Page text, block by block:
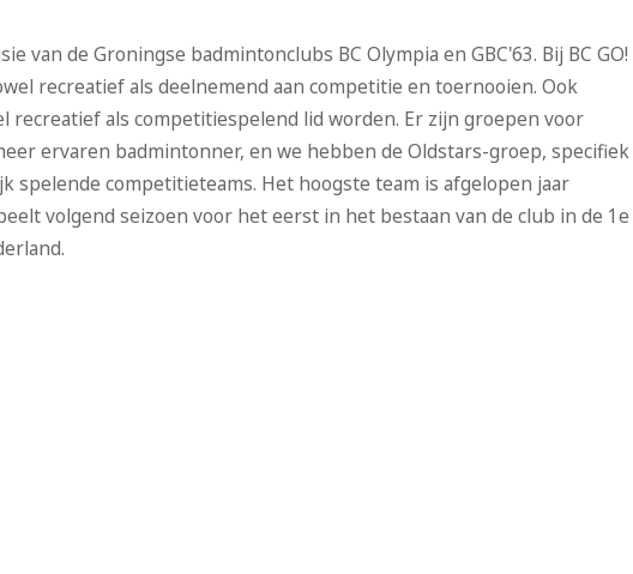
van de Groningse badmintonclubs BC Olympia en GBC'63. Bij BC GO!
recreatief als deelnemend aan competitie en toernooien. Ook
recreatief als competitiespelend lid worden. Er zijn groepen voor
ervaren badmintonner, en we hebben de Oldstars-groep, specifiek
spelende competitieteams. Het hoogste team is afgelopen jaar
volgend seizoen voor het eerst in het bestaan van de club in de 1e